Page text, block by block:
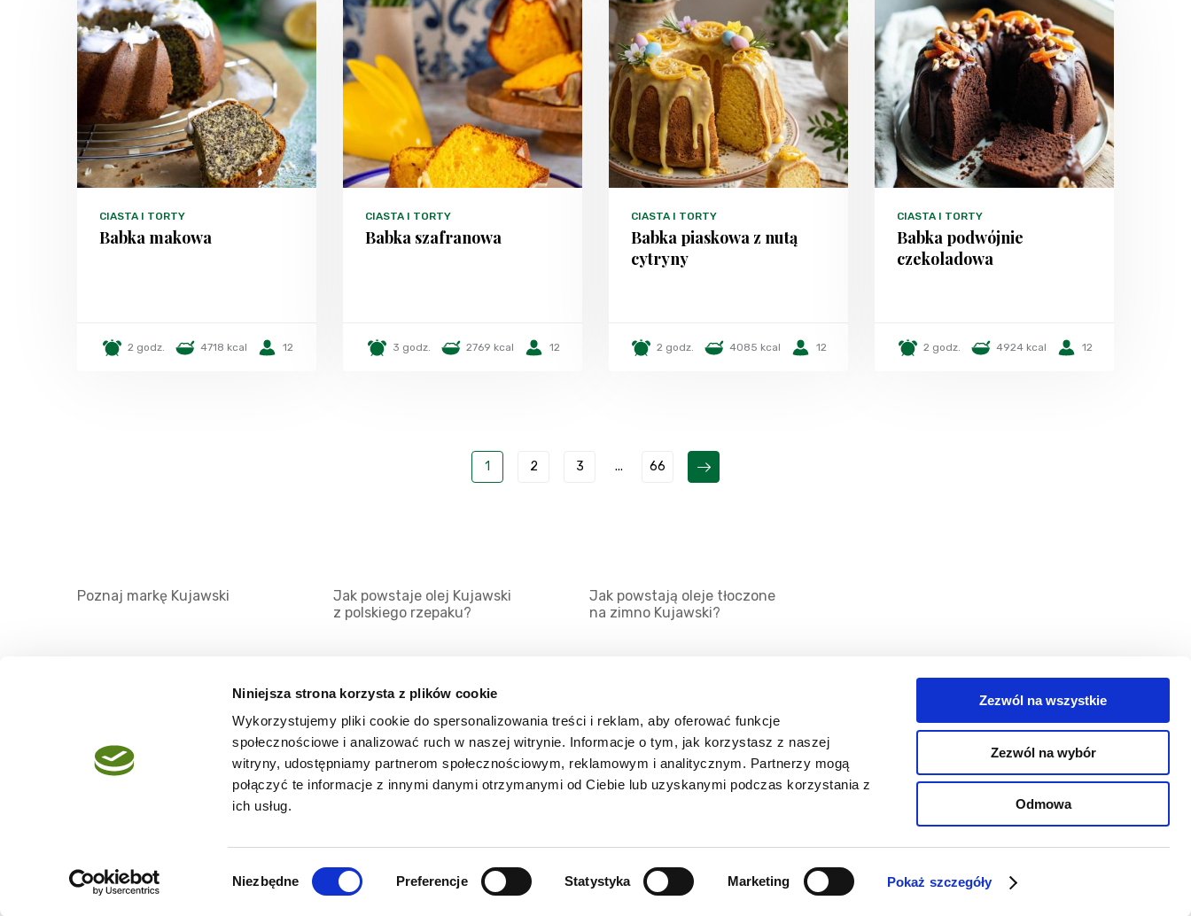
Niniejsza strona korzysta z plików cookie
Wykorzystujemy pliki cookie do spersonalizowania treści i reklam, aby oferować funkcje
społecznościowe i analizować ruch w naszej witrynie. Informacje o tym, jak korzystasz z naszej
witryny, udostępniamy partnerom społecznościowym, reklamowym i analitycznym. Partnerzy mogą
połączyć te informacje z innymi danymi otrzymanymi od Ciebie lub uzyskanymi podczas korzystania z
ich usług.
Niezbędne Preferencje Statystyka Marketing Pokaż szczegóły
Zezwól na wszystkie
Zezwól na wybór
Odmowa
CIASTA I TORTY
Babka makowa
2 godz. 4718 kcal 12
CIASTA I TORTY
Babka szafranowa
3 godz. 2769 kcal 12
CIASTA I TORTY
Babka piaskowa z nutą
cytryny
2 godz. 4085 kcal 12
CIASTA I TORTY
Babka podwójnie
czekoladowa
2 godz. 4924 kcal 12
1 2 3 ... 66
Poznaj markę Kujawski
Jak powstaje olej Kujawski
z polskiego rzepaku?
Jak powstają oleje tłoczone
na zimno Kujawski?
Regulamin
Mapa serwisu
Kanały RSS
Porady
Kategorie
Kontakt
Zaloguj się
Copyright @2026 zpierwszegotloczenia.pl